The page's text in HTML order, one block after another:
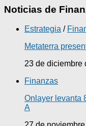
Noticias de
Estrategia /
Metaterra
23 de diciembre
Finanzas
Onlayer levanta
A